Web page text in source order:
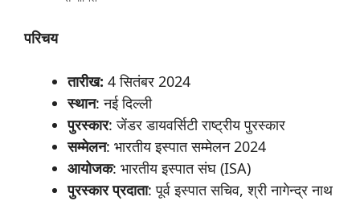
परिचय
तारीख: 4 सितंबर 2024
स्थान: नई दिल्ली
पुरस्कार: जेंडर डायवर्सिटी राष्ट्रीय पुरस्कार
सम्मेलन: भारतीय इस्पात सम्मेलन 2024
आयोजक: भारतीय इस्पात संघ (ISA)
पुरस्कारप्रदाता: पूर्व इस्पात सचिव, श्री नागेन्द्र नाथ